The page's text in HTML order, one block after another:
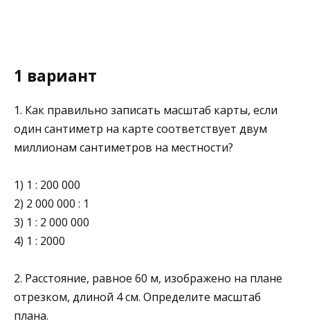
1 вариант
1. Как правильно записать масштаб карты, если
один сантиметр на карте соответствует двум
миллионам сантиметров на местности?
1) 1 : 200 000
2) 2 000 000 : 1
3) 1 : 2 000 000
4) 1 : 2000
2. Расстояние, равное 60 м, изображено на плане
отрезком, длиной 4 см. Определите масштаб
плана.